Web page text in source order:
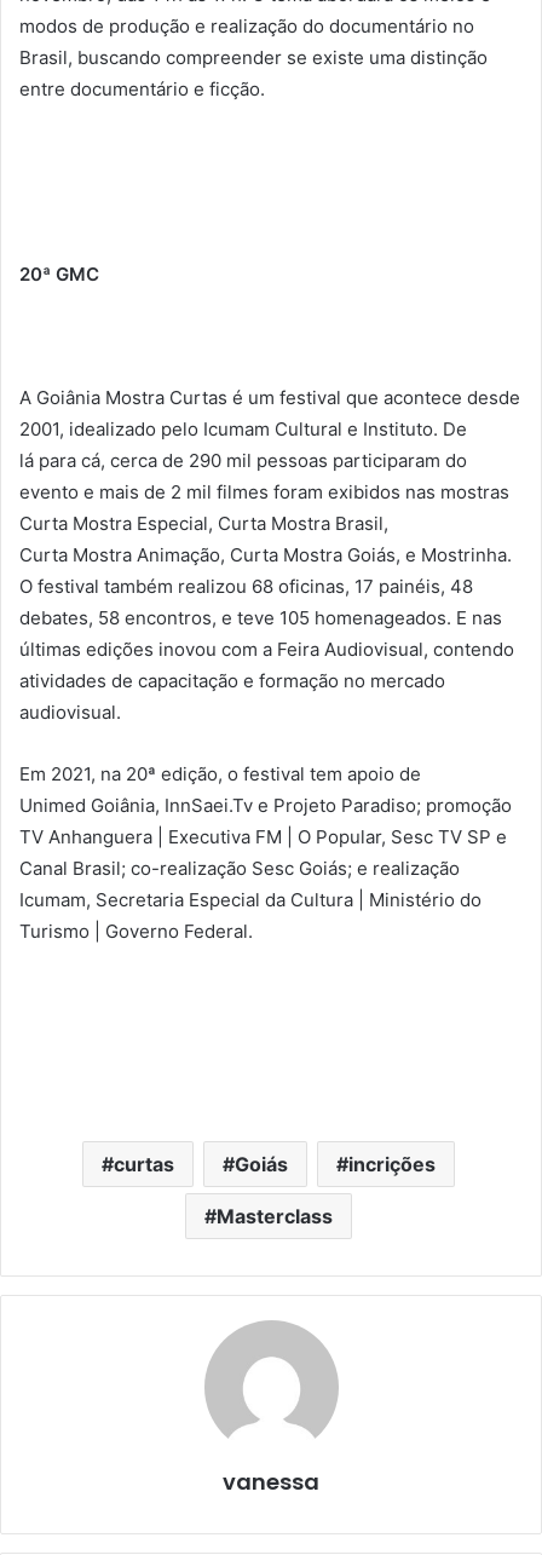
modos de produção e realização do documentário no
Brasil, buscando compreender se existe uma distinção
entre documentário e ficção.
20ª GMC
A Goiânia Mostra Curtas é um festival que acontece desde
2001, idealizado pelo Icumam Cultural e Instituto. De
lá para cá, cerca de 290 mil pessoas participaram do
evento e mais de 2 mil filmes foram exibidos nas mostras
Curta Mostra Especial, Curta Mostra Brasil,
Curta Mostra Animação, Curta Mostra Goiás, e Mostrinha.
O festival também realizou 68 oficinas, 17 painéis, 48
debates, 58 encontros, e teve 105 homenageados. E nas
últimas edições inovou com a Feira Audiovisual, contendo
atividades de capacitação e formação no mercado
audiovisual.
Em 2021, na 20ª edição, o festival tem apoio de
Unimed Goiânia, InnSaei.Tv e Projeto Paradiso; promoção
TV Anhanguera | Executiva FM | O Popular, Sesc TV SP e
Canal Brasil; co-realização Sesc Goiás; e realização
Icumam, Secretaria Especial da Cultura | Ministério do
Turismo | Governo Federal.
curtas Goiás incrições
Masterclass
vanessa